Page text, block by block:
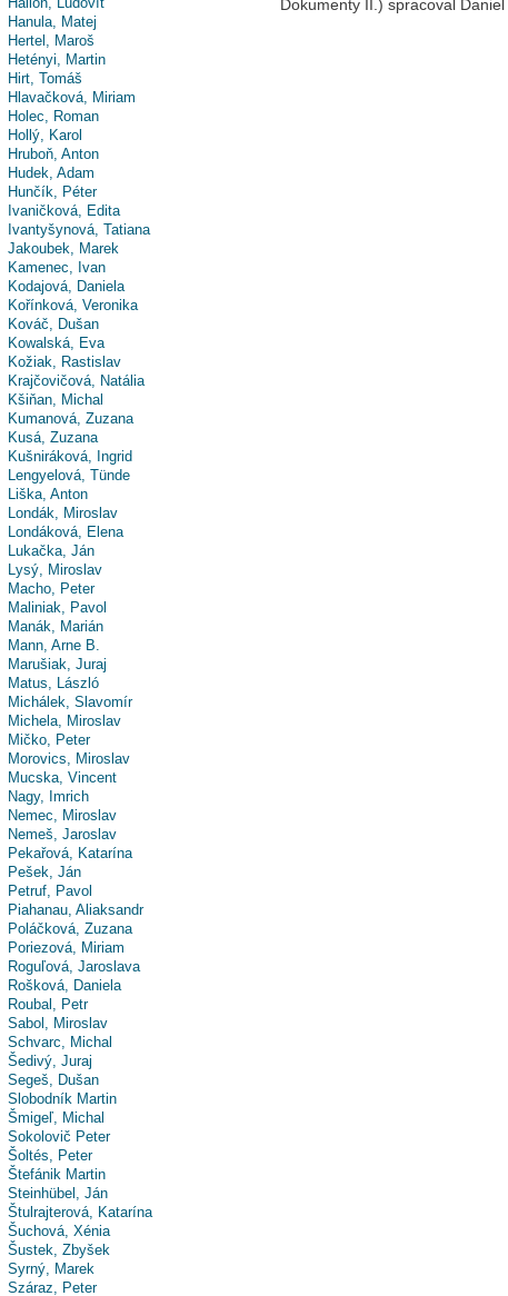
Hanula, Matej
Hertel, Maroš
Hetényi, Martin
Hirt, Tomáš
Hlavačková, Miriam
Holec, Roman
Hollý, Karol
Hruboň, Anton
Hudek, Adam
Hunčík, Péter
Ivaničková, Edita
Ivantyšynová, Tatiana
Jakoubek, Marek
Kamenec, Ivan
Kodajová, Daniela
Kořínková, Veronika
Kováč, Dušan
Kowalská, Eva
Kožiak, Rastislav
Krajčovičová, Natália
Kšiňan, Michal
Kumanová, Zuzana
Kusá, Zuzana
Kušniráková, Ingrid
Lengyelová, Tünde
Liška, Anton
Londák, Miroslav
Londáková, Elena
Lukačka, Ján
Lysý, Miroslav
Macho, Peter
Maliniak, Pavol
Manák, Marián
Mann, Arne B.
Marušiak, Juraj
Matus, László
Michálek, Slavomír
Michela, Miroslav
Mičko, Peter
Morovics, Miroslav
Mucska, Vincent
Nagy, Imrich
Nemec, Miroslav
Nemeš, Jaroslav
Pekařová, Katarína
Pešek, Ján
Petruf, Pavol
Piahanau, Aliaksandr
Poláčková, Zuzana
Poriezová, Miriam
Roguľová, Jaroslava
Rošková, Daniela
Roubal, Petr
Sabol, Miroslav
Schvarc, Michal
Šedivý, Juraj
Segeš, Dušan
Slobodník Martin
Šmigeľ, Michal
Sokolovič Peter
Šoltés, Peter
Štefánik Martin
Steinhübel, Ján
Štulrajterová, Katarína
Šuchová, Xénia
Šustek, Zbyšek
Syrný, Marek
Száraz, Peter
Dokumenty II.) spracoval